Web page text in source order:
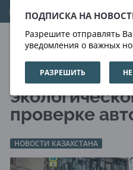
ПОДПИСКА НА
Разрешите отправлять
уведомления о важных
РАЗРЕШИТЬ
07.08.2026 02:25:56
В Алматы
проверке
НОВОСТИ КАЗАХСТАНА